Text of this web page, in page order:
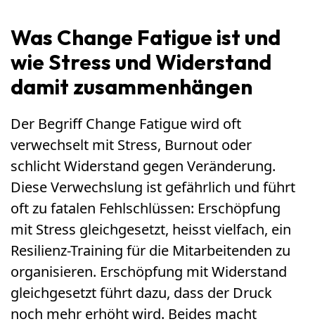
Was Change Fatigue ist und
wie Stress und Widerstand
damit zusammenhängen
Der Begriff Change Fatigue wird oft
verwechselt mit Stress, Burnout oder
schlicht Widerstand gegen Veränderung.
Diese Verwechslung ist gefährlich und führt
oft zu fatalen Fehlschlüssen: Erschöpfung
mit Stress gleichgesetzt, heisst vielfach, ein
Resilienz-Training für die Mitarbeitenden zu
organisieren. Erschöpfung mit Widerstand
gleichgesetzt führt dazu, dass der Druck
noch mehr erhöht wird. Beides macht